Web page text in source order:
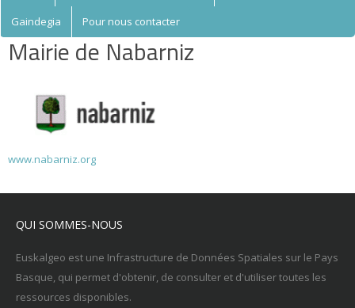
Gaindegia Pour nous contacter
Mairie de Nabarniz
www.nabarniz.org
QUI SOMMES-NOUS
Euskalgeo est une Infrastructure de Données Spatiales sur le Pays
Basque, qui permet d'obtenir, de consulter et d'utiliser toutes les
ressources disponibles.